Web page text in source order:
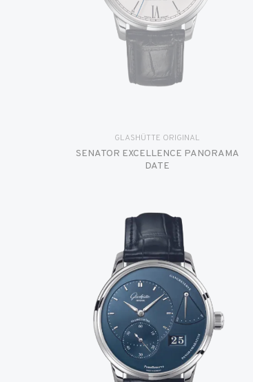
GLASHÜTTE ORIGINAL
SENATOR EXCELLENCE PANORAMA
DATE